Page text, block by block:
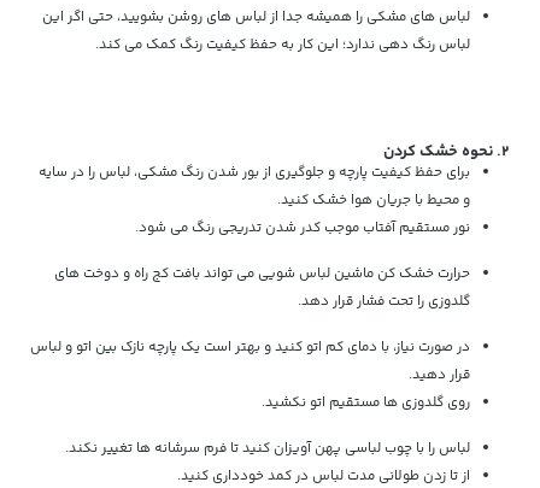
لباس های مشکی را همیشه جدا از لباس های روشن بشویید، حتی اگر این
لباس رنگ دهی ندارد؛ این کار به حفظ کیفیت رنگ کمک می کند.
برای حفظ کیفیت پارچه و جلوگیری از بور شدن رنگ مشکی، لباس را در سایه
و محیط با جریان هوا خشک کنید.
نور مستقیم آفتاب موجب کدر شدن تدریجی رنگ می شود.
حرارت خشک کن ماشین لباس شویی می تواند بافت کج راه و دوخت های
گلدوزی را تحت فشار قرار دهد.
در صورت نیاز، با دمای کم اتو کنید و بهتر است یک پارچه نازک بین اتو و لباس
قرار دهید.
روی گلدوزی ها مستقیم اتو نکشید.
لباس را با چوب لباسی پهن آویزان کنید تا فرم سرشانه ها تغییر نکند.
از تا زدن طولانی مدت لباس در کمد خودداری کنید.